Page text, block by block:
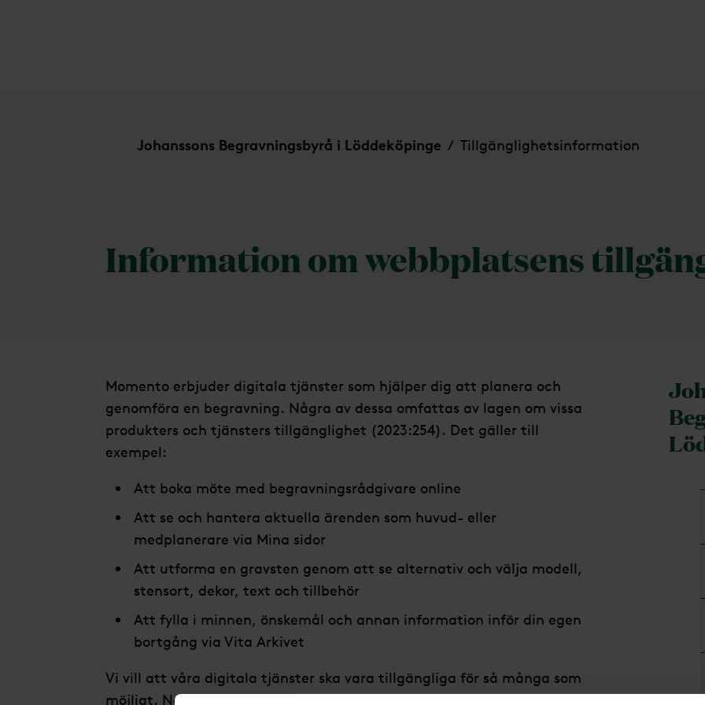
Johanssons Begravningsbyrå i Löddeköpinge / Tillgänglighetsinformation
Information om webbplatsens
Momento erbjuder digitala tjänster som hjälper dig att planera och
genomföra en begravning. Några av dessa omfattas av lagen om vissa
produkters och tjänsters tillgänglighet (2023:254). Det gäller till
exempel:
Att boka möte med begravningsrådgivare online
Att se och hantera aktuella ärenden som huvud- eller
medplanerare via Mina sidor
Att utforma en gravsten genom att se alternativ och välja modell,
stensort, dekor, text och tillbehör
Att fylla i minnen, önskemål och annan information inför din egen
bortgång via Vita Arkivet
Vi vill att våra digitala tjänster ska vara tillgängliga för så många som
möjligt. Nedan beskriver vi hur vi arbetar med tillgänglighet och vilka